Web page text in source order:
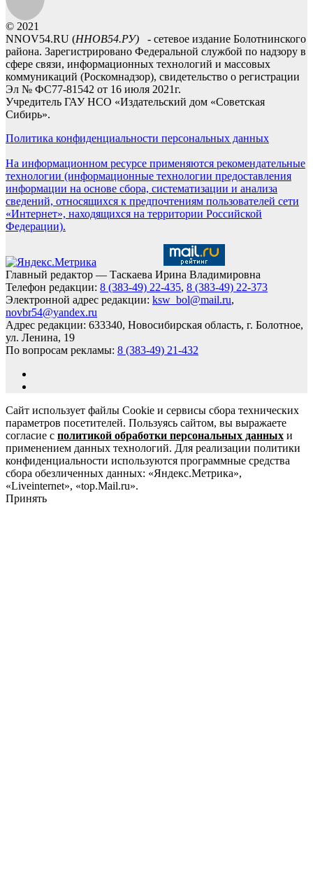
© 2021
NNOV54.RU (ННОВ54.РУ) - сетевое издание Болотнинского
района. Зарегистрировано Федеральной службой по надзору в
сфере связи, информационных технологий и массовых
коммуникаций (Роскомнадзор), свидетельство о регистрации
Эл № ФС77-81542 от 16 июля 2021г.
Учредитель ГАУ НСО «Издательский дом «Советская
Сибирь».
Политика конфиденциальности персональных данных
На информационном ресурсе применяются рекомендательные
технологии (информационные технологии предоставления
информации на основе сбора, систематизации и анализа
сведений, относящихся к предпочтениям пользователей сети
«Интернет», находящихся на территории Российской
Федерации).
Главный редактор — Таскаева Ирина Владимировна
Телефон редакции: 8 (383-49) 22-435, 8 (383-49) 22-373
Электронной адрес редакции: ksw_bol@mail.ru,
novbr54@yandex.ru
Адрес редакции: 633340, Новосибирская область, г. Болотное,
ул. Ленина, 19
По вопросам рекламы: 8 (383-49) 21-432
Сайт использует файлы Cookie и сервисы сбора технических
параметров посетителей. Пользуясь сайтом, вы выражаете
согласие с политикой обработки персональных данных и
применением данных технологий. Для реализации политики
конфиденциальности используются программные средства
сбора обезличенных данных: «Яндекс.Метрика»,
«Liveinternet», «top.Mail.ru».
Принять